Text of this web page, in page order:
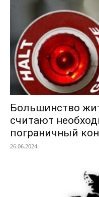
Большинство
считают
пограничный
26.06.2024